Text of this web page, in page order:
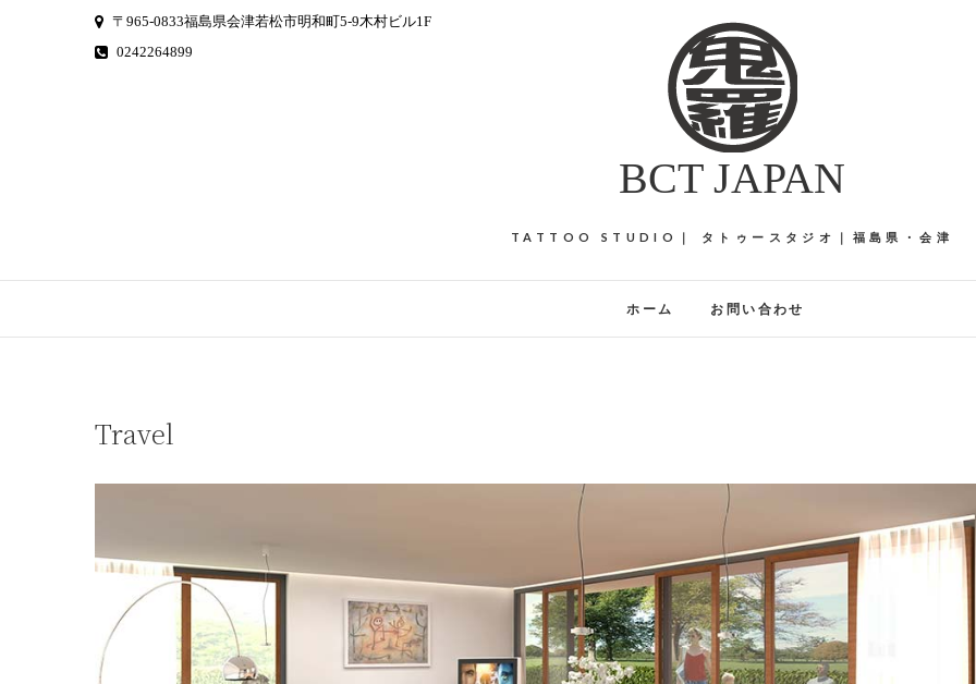
e
t
〒965-0833福島県会津若松市明和町5-9木村ビル1F
0242264899
BCT JAPAN
TATTOO STUDIO｜ タトゥースタジオ｜福島県・会津
ホーム お問い合わせ
Travel